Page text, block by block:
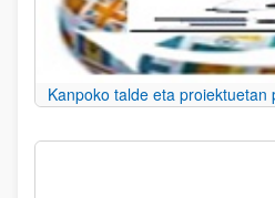
Kanpoko talde eta